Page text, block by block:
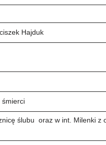
Hajduk
śmierci
ślubu oraz w int. Milenki z